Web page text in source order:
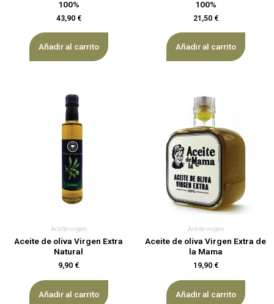
100%
43,90 €
Añadir al carrito
100%
21,50 €
Añadir al carrito
Aceite virgen
Aceite de oliva Virgen Extra
Natural
9,90 €
Añadir al carrito
Aceite virgen
Aceite de oliva Virgen Extra de
la Mama
19,90 €
Añadir al carrito